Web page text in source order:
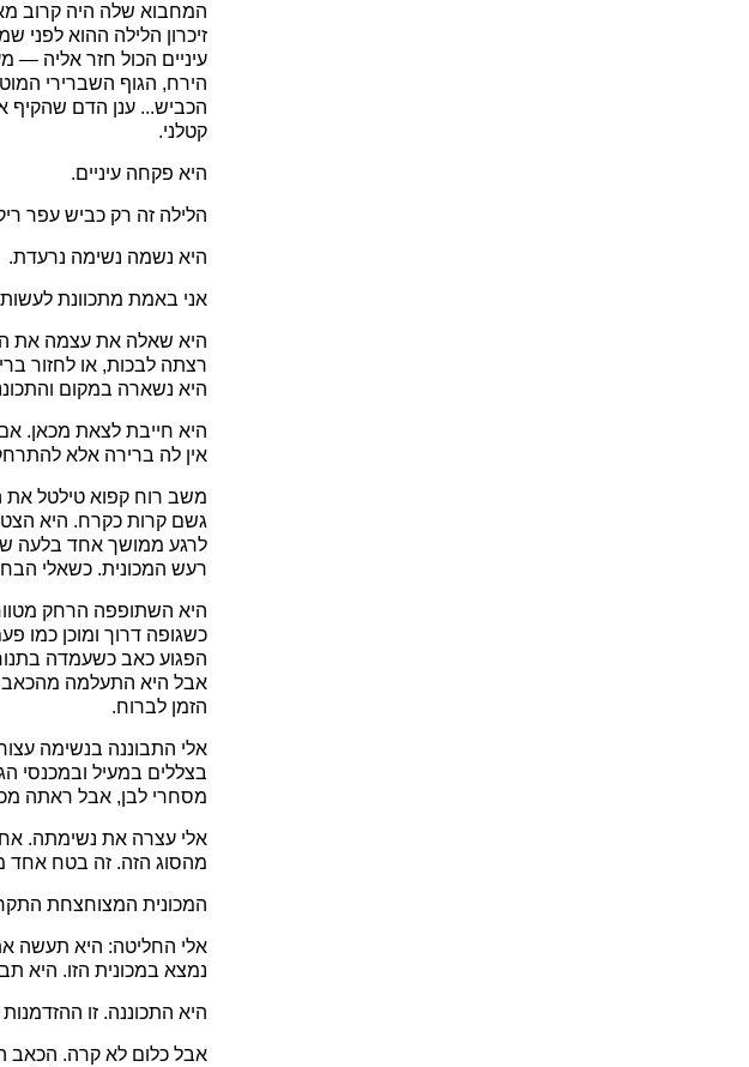
המחבוא שלה היה קרוב
זיכרון הלילה ההוא לפני
עיניים הכול חזר אליה
הירח, הגוף השברירי
הכביש... ענן הדם שהקיף
קטלני.
היא פקחה עיניים.
הלילה זה רק כביש עפר
היא נשמה נשימה נרעדת.
אני באמת מתכוונת
היא שאלה את עצמה את
רצתה לבכות, או לחזור
היא נשארה במקום
היא חייבת לצאת מכאן.
אין לה ברירה אלא
משב רוח קפוא טילטל את
גשם קרות כקרח. היא
לרגע ממושך אחד בלעה
רעש המכונית. כשאלי
היא השתופפה הרחק
כשגופה דרוך ומוכן כמו
הפגוע כאב כשעמדה
אבל היא התעלמה מהכאב.
הזמן לברוח.
אלי התבוננה בנשימה
בצללים במעיל ובמכנסי
מסחרי לבן, אבל ראתה
אלי עצרה את נשימתה.
מהסוג הזה. זה בטח אחד
המכונית המצוחצחת
אלי החליטה: היא תעשה
נמצא במכונית הזו. היא
היא התכוננה. זו
אבל כלום לא קרה. הכאב